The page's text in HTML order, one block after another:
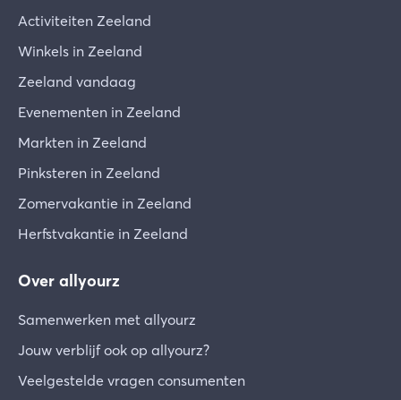
Activiteiten Zeeland
Winkels in Zeeland
Zeeland vandaag
Evenementen in Zeeland
Markten in Zeeland
Pinksteren in Zeeland
Zomervakantie in Zeeland
Herfstvakantie in Zeeland
Over allyourz
Samenwerken met allyourz
Jouw verblijf ook op allyourz?
Veelgestelde vragen consumenten